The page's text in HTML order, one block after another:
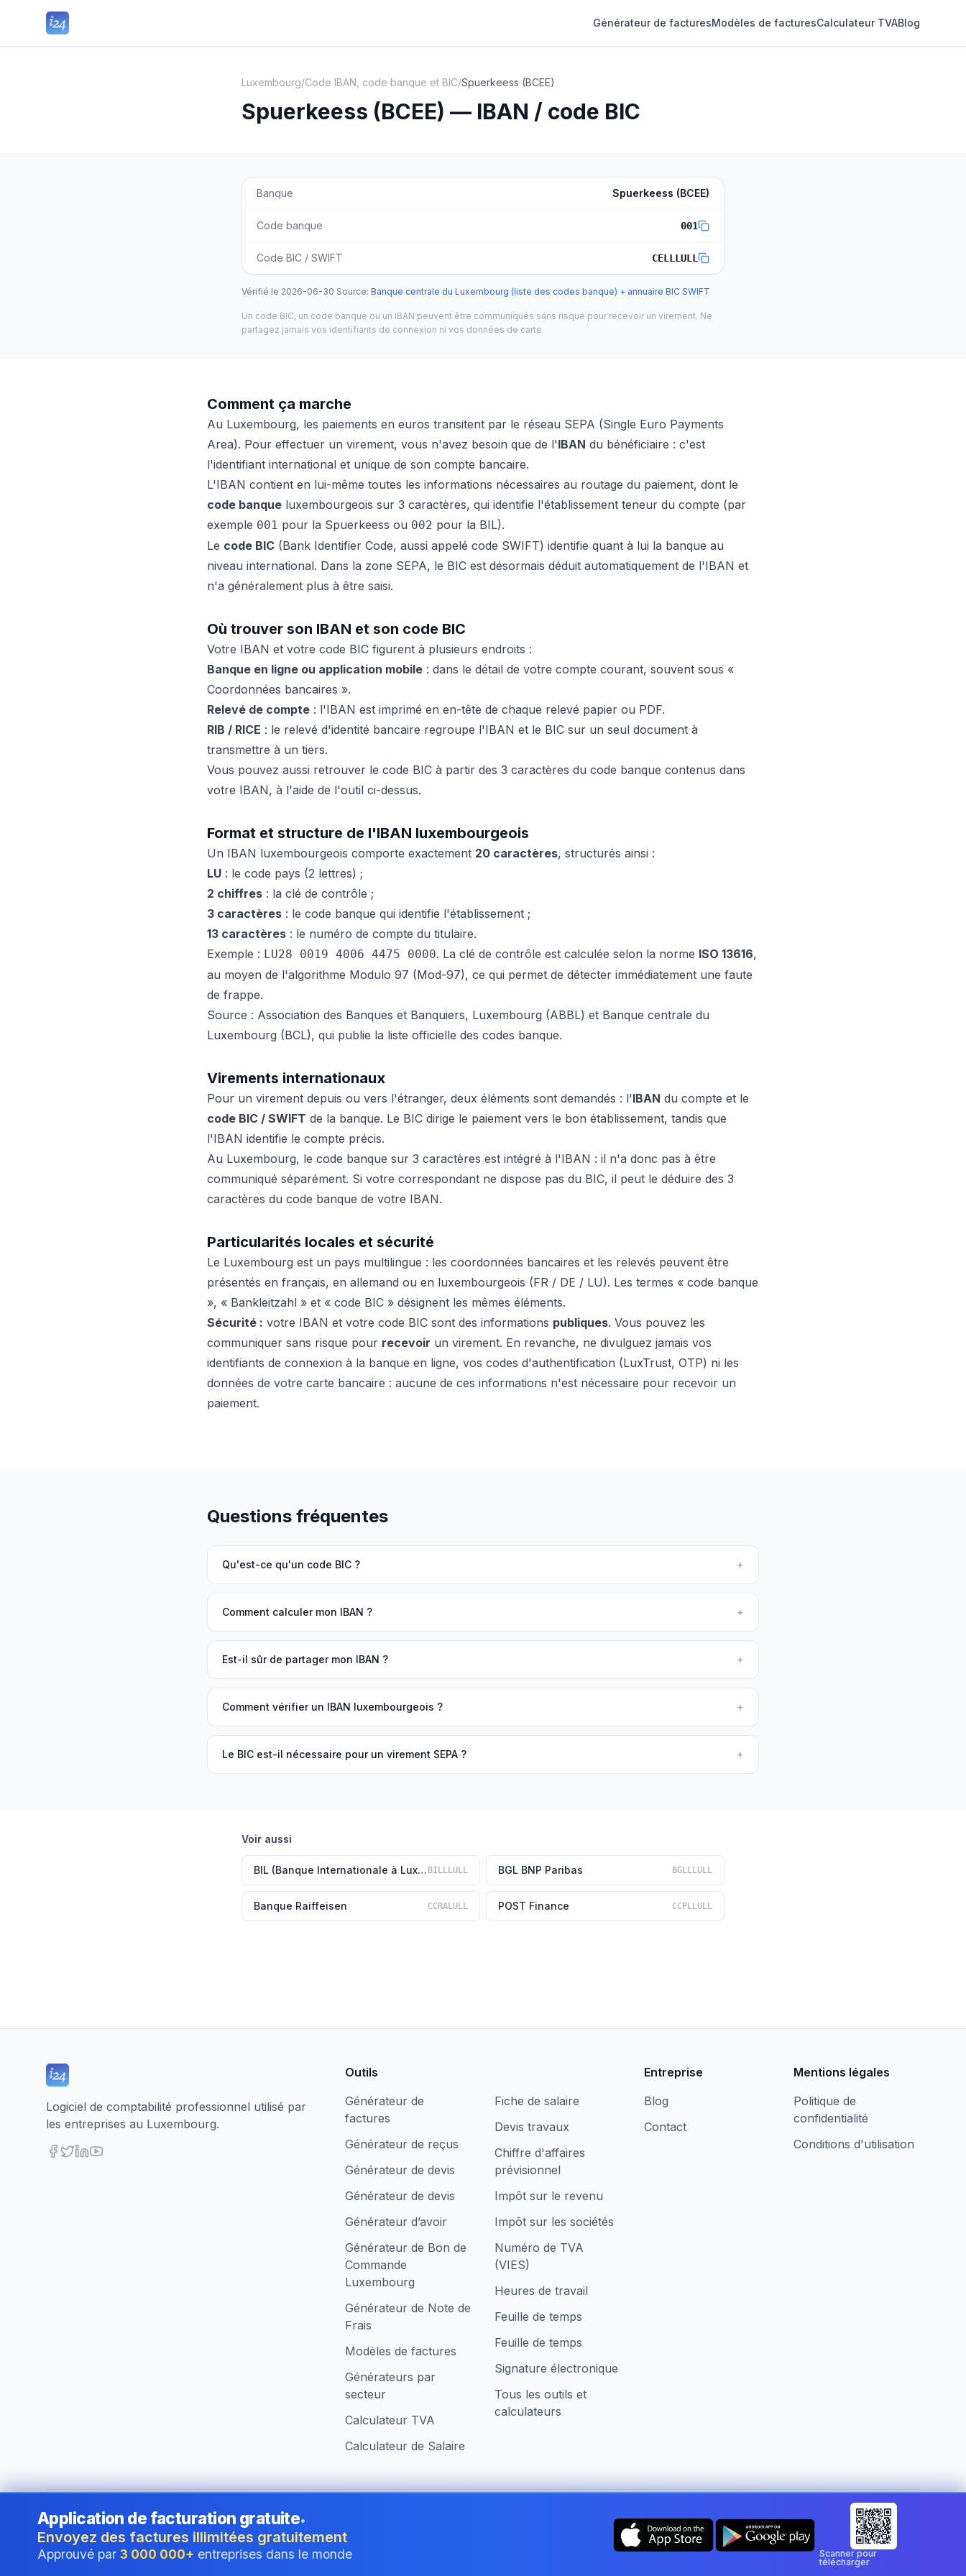
Générateur de facturesModèles de facturesCalculateur TVABlog
Luxembourg/Code IBAN, code banque et BIC/Spuerkeess (BCEE)
Spuerkeess (BCEE) — IBAN / code BIC
Banque Spuerkeess (BCEE)
Code banque 001
Code BIC / SWIFT CELLLULL
Vérifié le 2026-06-30·Source: Banque centrale du Luxembourg (liste des codes banque) + annuaire BIC SWIFT
Un code BIC, un code banque ou un IBAN peuvent être communiqués sans risque pour recevoir un virement. Ne
partagez jamais vos identifiants de connexion ni vos données de carte.
Comment ça marche
Au Luxembourg, les paiements en euros transitent par le réseau SEPA (Single Euro Payments
Area). Pour effectuer un virement, vous n'avez besoin que de l'IBAN du bénéficiaire : c'est
l'identifiant international et unique de son compte bancaire.
L'IBAN contient en lui-même toutes les informations nécessaires au routage du paiement, dont le
code banque luxembourgeois sur 3 caractères, qui identifie l'établissement teneur du compte (par
exemple 001 pour la Spuerkeess ou 002 pour la BIL).
Le code BIC (Bank Identifier Code, aussi appelé code SWIFT) identifie quant à lui la banque au
niveau international. Dans la zone SEPA, le BIC est désormais déduit automatiquement de l'IBAN et
n'a généralement plus à être saisi.
Où trouver son IBAN et son code BIC
Votre IBAN et votre code BIC figurent à plusieurs endroits :
Banque en ligne ou application mobile : dans le détail de votre compte courant, souvent sous «
Coordonnées bancaires ».
Relevé de compte : l'IBAN est imprimé en en-tête de chaque relevé papier ou PDF.
RIB / RICE : le relevé d'identité bancaire regroupe l'IBAN et le BIC sur un seul document à
transmettre à un tiers.
Vous pouvez aussi retrouver le code BIC à partir des 3 caractères du code banque contenus dans
votre IBAN, à l'aide de l'outil ci-dessus.
Format et structure de l'IBAN luxembourgeois
Un IBAN luxembourgeois comporte exactement 20 caractères, structurés ainsi :
LU : le code pays (2 lettres) ;
2 chiffres : la clé de contrôle ;
3 caractères : le code banque qui identifie l'établissement ;
13 caractères : le numéro de compte du titulaire.
Exemple : LU28 0019 4006 4475 0000. La clé de contrôle est calculée selon la norme ISO 13616,
au moyen de l'algorithme Modulo 97 (Mod-97), ce qui permet de détecter immédiatement une faute
de frappe.
Source : Association des Banques et Banquiers, Luxembourg (ABBL) et Banque centrale du
Luxembourg (BCL), qui publie la liste officielle des codes banque.
Virements internationaux
Pour un virement depuis ou vers l'étranger, deux éléments sont demandés : l'IBAN du compte et le
code BIC / SWIFT de la banque. Le BIC dirige le paiement vers le bon établissement, tandis que
l'IBAN identifie le compte précis.
Au Luxembourg, le code banque sur 3 caractères est intégré à l'IBAN : il n'a donc pas à être
communiqué séparément. Si votre correspondant ne dispose pas du BIC, il peut le déduire des 3
caractères du code banque de votre IBAN.
Particularités locales et sécurité
Le Luxembourg est un pays multilingue : les coordonnées bancaires et les relevés peuvent être
présentés en français, en allemand ou en luxembourgeois (FR / DE / LU). Les termes « code banque
», « Bankleitzahl » et « code BIC » désignent les mêmes éléments.
Sécurité : votre IBAN et votre code BIC sont des informations publiques. Vous pouvez les
communiquer sans risque pour recevoir un virement. En revanche, ne divulguez jamais vos
identifiants de connexion à la banque en ligne, vos codes d'authentification (LuxTrust, OTP) ni les
données de votre carte bancaire : aucune de ces informations n'est nécessaire pour recevoir un
paiement.
Questions fréquentes
Qu'est-ce qu'un code BIC ? +
Comment calculer mon IBAN ? +
Est-il sûr de partager mon IBAN ? +
Comment vérifier un IBAN luxembourgeois ? +
Le BIC est-il nécessaire pour un virement SEPA ? +
Voir aussi
BIL (Banque Internationale à Luxembourg) BILLLULL BGL BNP Paribas BGLLLULL
Banque Raiffeisen CCRALULL POST Finance CCPLLULL
Logiciel de comptabilité professionnel utilisé par
les entreprises au Luxembourg.
Outils
Générateur de
factures
Générateur de reçus
Générateur de devis
Générateur de devis
Générateur d’avoir
Générateur de Bon de
Commande
Luxembourg
Générateur de Note de
Frais
Modèles de factures
Générateurs par
secteur
Calculateur TVA
Calculateur de Salaire
Fiche de salaire
Devis travaux
Chiffre d'affaires
prévisionnel
Impôt sur le revenu
Impôt sur les sociétés
Numéro de TVA
(VIES)
Heures de travail
Feuille de temps
Feuille de temps
Signature électronique
Tous les outils et
calculateurs
Entreprise
Blog
Contact
Mentions légales
Politique de
confidentialité
Conditions d'utilisation
©2026i24 Limited. All rights reserved.•Au service des entreprises au Luxembourg Changer de pays : Luxembourg
Application de facturation gratuite•
Envoyez des factures illimitées gratuitement
Approuvé par 3 000 000+ entreprises dans le monde
Scanner pour
télécharger